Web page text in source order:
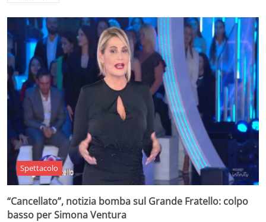
Spettacolo
“Cancellato”, notizia bomba sul Grande Fratello: colpo
basso per Simona Ventura